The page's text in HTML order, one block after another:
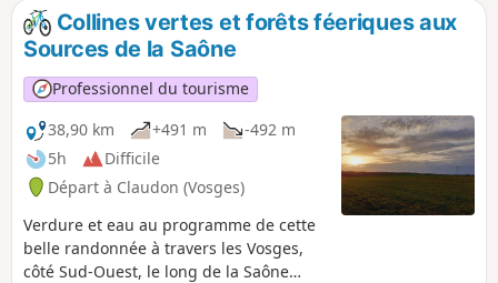
Collines vertes et forêts féeriques aux
Sources de la Saône
Professionnel du tourisme
38,90 km
+491 m
-492 m
5h
Difficile
Départ à Claudon (Vosges)
Verdure et eau au programme de cette
belle randonnée à travers les Vosges,
côté Sud-Ouest, le long de la Saône